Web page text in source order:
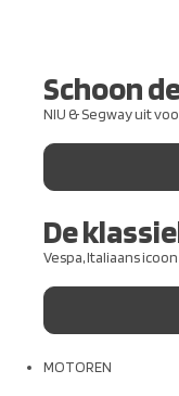
Schoon
NIU & Segway uit
De
Vespa, Italiaans
MOTOREN